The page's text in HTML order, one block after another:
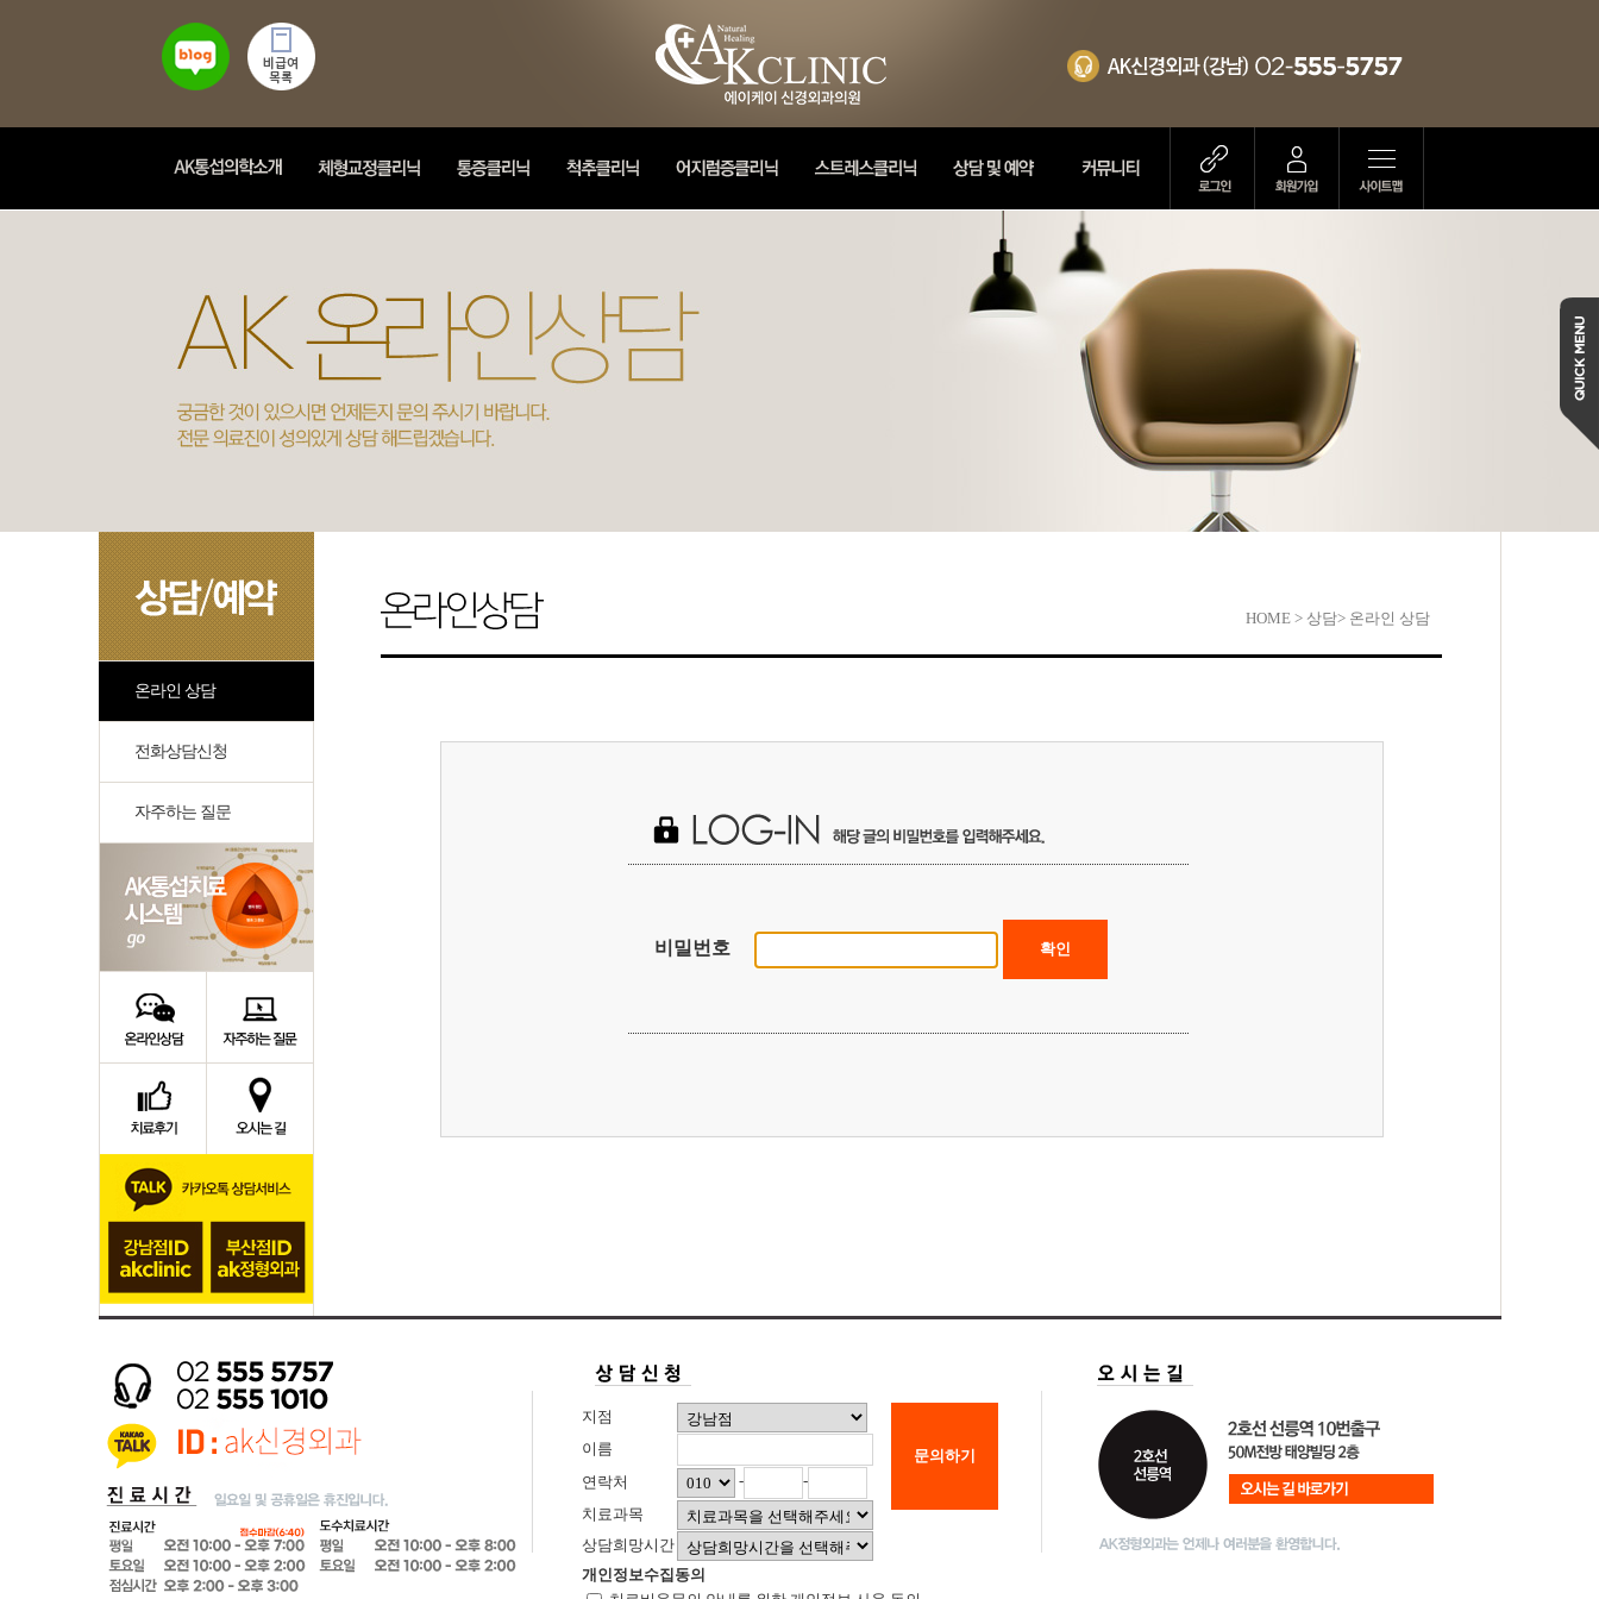
온라인 상담
전화상담신청
자주하는 질문
HOME > 상담> 온라인 상담
비밀번호 확인
지점
이름
연락처
-
-
치료과목
상담희망시간
문의하기
개인정보수집동의